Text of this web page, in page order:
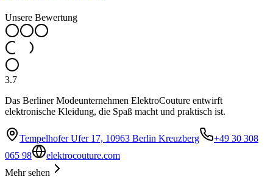
Unsere Bewertung
3.7
Das Berliner Modeunternehmen ElektroCouture entwirft
elektronische Kleidung, die Spaß macht und praktisch ist.
Tempelhofer Ufer 17, 10963 Berlin Kreuzberg
+49 30 308
065 98
elektrocouture.com
Mehr sehen